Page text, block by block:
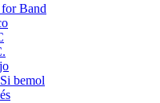
for Band
bemol